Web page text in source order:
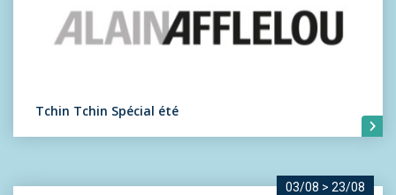
Tchin Tchin Spécial été
03/08 > 23/08